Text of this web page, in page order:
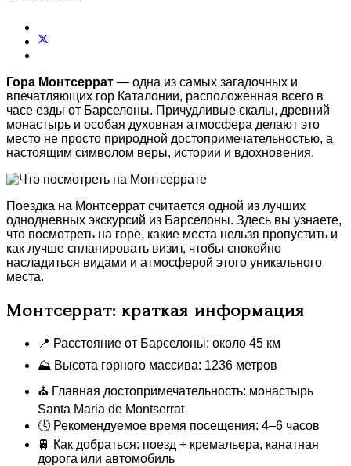
Гора Монтсеррат — одна из самых загадочных и
впечатляющих гор Каталонии, расположенная всего в
часе езды от Барселоны. Причудливые скалы, древний
монастырь и особая духовная атмосфера делают это
место не просто природной достопримечательностью, а
настоящим символом веры, истории и вдохновения.
Поездка на Монтсеррат считается одной из лучших
однодневных экскурсий из Барселоны. Здесь вы узнаете,
что посмотреть на горе, какие места нельзя пропустить и
как лучше спланировать визит, чтобы спокойно
насладиться видами и атмосферой этого уникального
места.
Монтсеррат: краткая информация
📍 Расстояние от Барселоны: около 45 км
⛰ Высота горного массива: 1236 метров
⛪ Главная достопримечательность: монастырь
Santa Maria de Montserrat
🕓 Рекомендуемое время посещения: 4–6 часов
🚆 Как добраться: поезд + кремальера, канатная
дорога или автомобиль